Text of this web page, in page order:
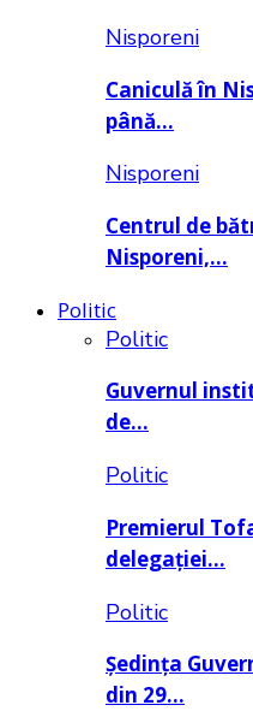
Nisporeni
Caniculă în
până…
Nisporeni
Centrul de
Nisporeni,…
Politic
Politic
Guvernul
de…
Politic
Premierul
delegației…
Politic
Ședința
din 29…